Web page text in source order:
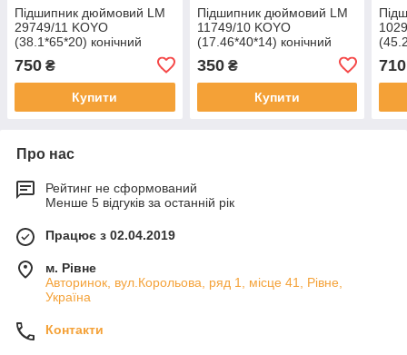
Підшипник дюймовий LM
29749/11 KOYO
(38.1*65*20) конічний
750 ₴
Купити
Підшипник дюймовий LM
11749/10 KOYO
(17.46*40*14) конічний
350₴
Купити
710
Про нас
Рейтинг не сформований
Менше 5 відгуків за останній рік
Працює з 02.04.2019
м. Рівне
Авторинок, вул.Корольова, ряд 1, місце 41, Рівне,
Україна
Контакти